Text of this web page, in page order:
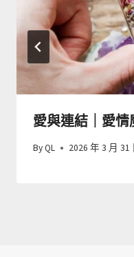
愛與連結｜愛
ByQL 2026 年 3 月 31